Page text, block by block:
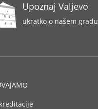
Upoznaj Valjevo
ukratko o našem gradu